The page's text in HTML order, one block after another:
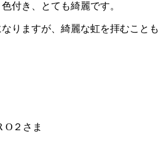
付き、とても綺麗です。
りますが、綺麗な虹を拝むことも
O２さま